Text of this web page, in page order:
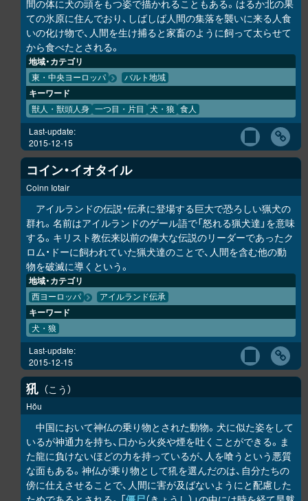
間の体に犬の頭をもつ姿で描かれることもある。はるか北の果
ての氷原に住んでおり、しばしば人間の集落を襲いに来る人食
いの化け物で、人間を生け捕ると家畜のように飼って太らせて
から食べたとされる。
地域・カテゴリ
東・中央ヨーロッパ バルト地域
キーワード
獣人・獣頭人身 一つ目・片目 犬・狼 食人
Last-update:
2015-12-15
コイン・イオタイル
Coinn Iotair
アイルランドの伝説・伝承に登場する巨大で恐ろしい猟犬の
群れ。名前はアイルランドのゲール語で「怒れる猟犬達」を意味
する。キリスト教伝来以前の偉大な伝説のリーダーであったク
ロム・ドーに飼われていた猟犬達のことで、人間を含む他の動
物を破滅に導くという。
地域・カテゴリ
西ヨーロッパ アイルランド伝承
キーワード
犬・狼
Last-update:
2015-12-15
犼 こう
Hŏu
中国において神仏の乗り物とされた動物。犬に似た姿をして
いるが神通力を持ち、口から火炎や煙を吐くことができる。ま
た龍に負けないほどの力を持っているが、人を喰うという悪質
な面もある。神仏が乗り物として犼を選んだのは、自分たちの
傍に仕えさせることで、人間に害が及ばないようにと配慮した